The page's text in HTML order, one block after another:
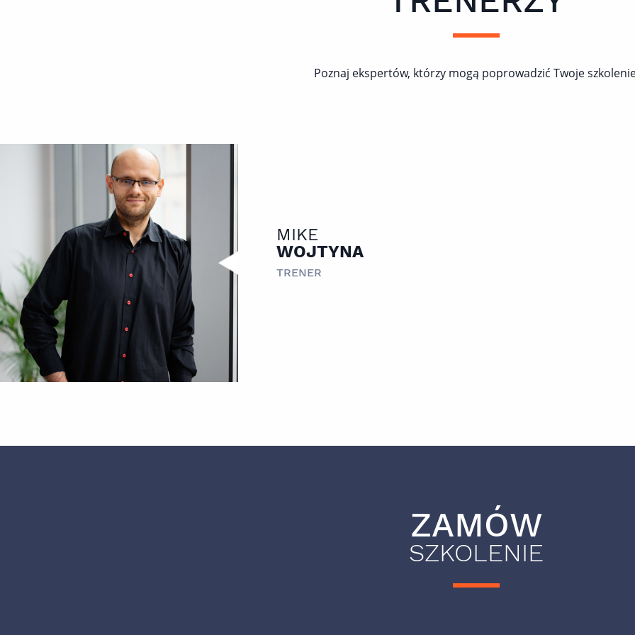
Poznaj ekspertów, którzy mogą poprowadzić Twoje
MIKE
WOJTYNA
TRENER
ZAMÓW
SZKOLENIE